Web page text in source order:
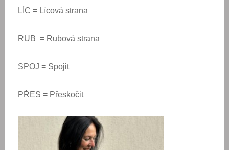
LÍC = Lícová strana
RUB = Rubová strana
SPOJ = Spojit
PŘES = Přeskočit